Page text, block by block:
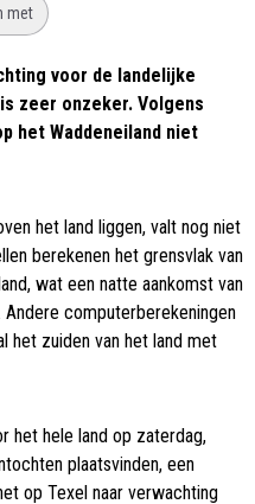
met
voor de landelijke
zeer onzeker. Volgens
het Waddeneiland niet
het land liggen, valt nog niet
berekenen het grensvlak van
wat een natte aankomst van
computerberekeningen
het zuiden van het land met
het hele land op zaterdag,
plaatsvinden, een
op Texel naar verwachting